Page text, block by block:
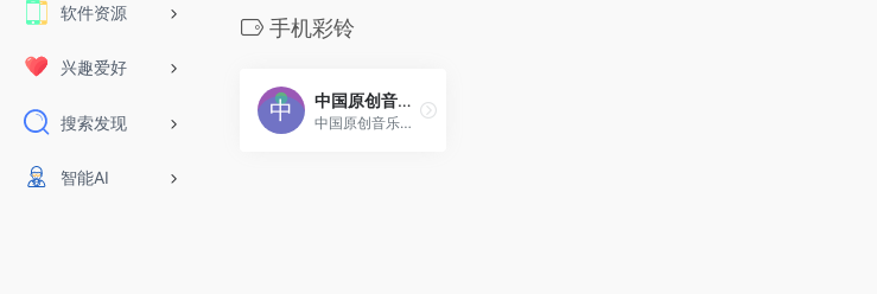
软件资源
兴趣爱好
搜索发现
智能AI
手机彩铃
中国原创音乐基地 5SING
中国原创音乐基地，数字音乐网站，汇集了大量的网络歌手的原创音乐歌曲及翻唱歌曲，提供大量歌曲的伴奏以及歌词免费下载，将喜爱的音乐或者歌曲作为手机彩铃下载